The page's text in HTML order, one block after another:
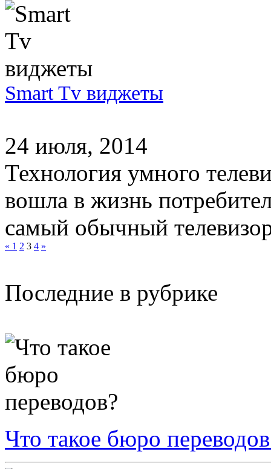
Smart Tv виджеты
24 июля, 2014
Технология умного
вошла в жизнь
самый обычный
« 1 2 3 4 »
Последние в рубрике
Что такое бюро